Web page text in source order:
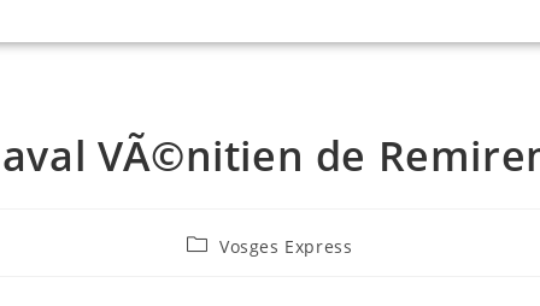
VÃ©nitien de
Vosges Express